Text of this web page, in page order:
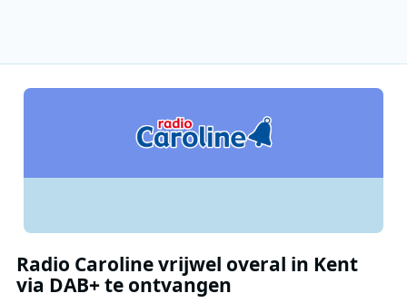
Radio Caroline vrijwel overal in Kent
via DAB+ te ontvangen